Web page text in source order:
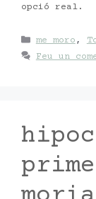
opció real.
Categories
me moro ,
Feu un